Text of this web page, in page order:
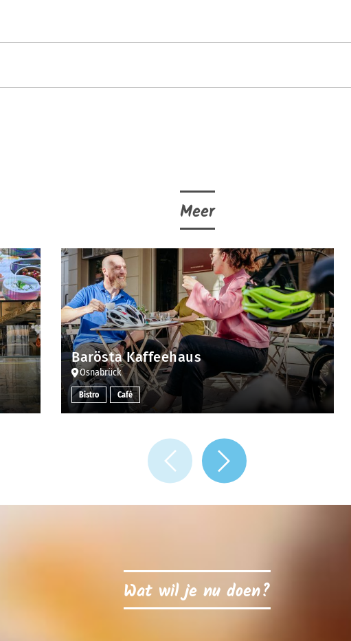
Meer
Barösta Kaffeehaus
Osnabrück
Bistro Café
Wat wil je nu doen?